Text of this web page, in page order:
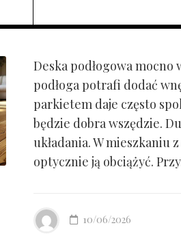
Deska podłogowa mocno
podłoga potrafi dodać
parkietem daje często
będzie dobra wszędzie.
układania. W mieszkaniu
optycznie ją obciążyć.
10/06/2026